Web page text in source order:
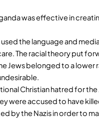
was effective in
used the language and
The racial theory put
Jews belonged to a lower
Christian hatred for the
were accused to have
by the Nazis in order to